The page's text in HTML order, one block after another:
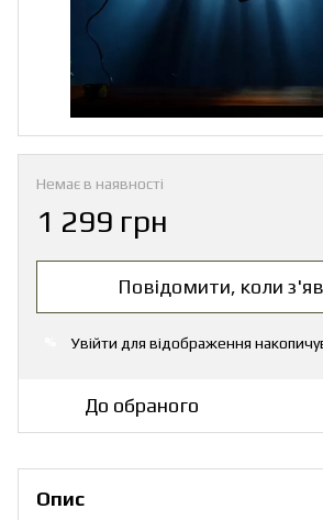
Немає в наявності
1 299 грн
Повідомити, коли
Увійти для відображення
До обраного
Опис